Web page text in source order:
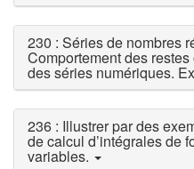
230 : Séries de nombres
Comportement des
des séries numériques.
236 : Illustrer par des
de calcul d’intégrales de
variables.